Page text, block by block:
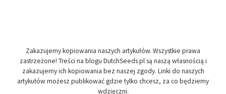
Zakazujemy kopiowania naszych artykułów. Wszystkie prawa
zastrzeżone! Treści na blogu DutchSeeds.pl są naszą własnością i
zakazujemy ich kopiowania bez naszej zgody. Linki do naszych
artykułów możesz publikować gdzie tylko chcesz, za co będziemy
wdzięczni.